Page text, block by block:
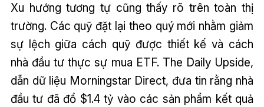
Xu hướng tương tự cũng thấy rõ trên toàn thị
trường. Các quỹ đặt lại theo quý mới nhằm giảm
sự lệch giữa cách quỹ được thiết kế và cách
nhà đầu tư thực sự mua ETF. The Daily Upside,
dẫn dữ liệu Morningstar Direct, đưa tin rằng nhà
đầu tư đã đổ $1.4 tỷ vào các sản phẩm kết quả